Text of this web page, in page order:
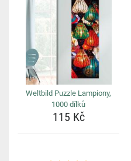
Weltbild Puzzle Lampiony,
1000 dílků
115 Kč